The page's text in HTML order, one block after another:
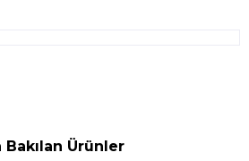
Bakılan Ürünler